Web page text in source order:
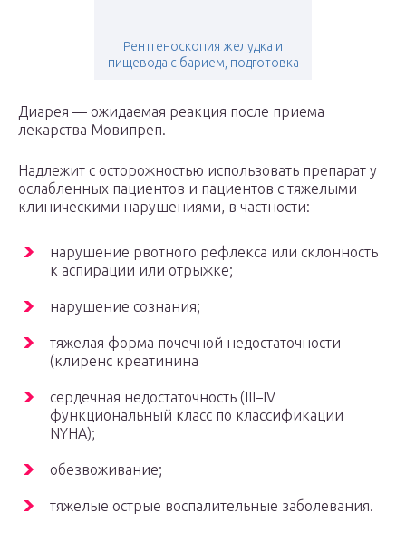
Рентгеноскопия желудка и
пищевода с барием, подготовка
Диарея — ожидаемая реакция после приема
лекарства Мовипреп.
Надлежит с осторожностью использовать препарат у
ослабленных пациентов и пациентов с тяжелыми
клиническими нарушениями, в частности:
нарушение рвотного рефлекса или склонность
к аспирации или отрыжке;
нарушение сознания;
тяжелая форма почечной недостаточности
(клиренс креатинина
сердечная недостаточность (III–IV
функциональный класс по классификации
NYHA);
обезвоживание;
тяжелые острые воспалительные заболевания.